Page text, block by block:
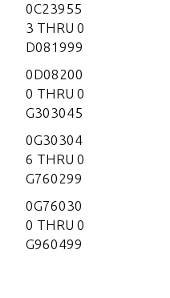
0C23955
3 THRU 0
D081999
0D08200
0 THRU 0
G303045
0G30304
6 THRU 0
G760299
0G76030
0 THRU 0
G960499